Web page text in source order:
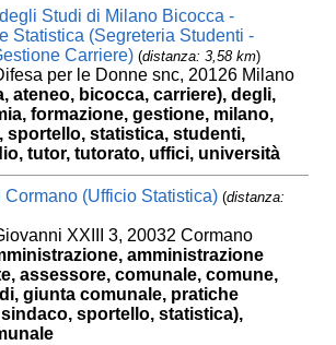
Studi di Milano Bicocca -
Statistica (Segreteria Studenti -
Carriere) (distanza: 3,58 km)
per le Donne snc, 20126 Milano
ateneo, bicocca, carriere), degli,
formazione, gestione, milano,
sportello, statistica, studenti,
tutor, tutorato, uffici, università
Cormano (Ufficio Statistica) (distanza:
XXIII 3, 20032 Cormano
amministrazione
assessore, comunale, comune,
giunta comunale, pratiche
sportello, statistica),